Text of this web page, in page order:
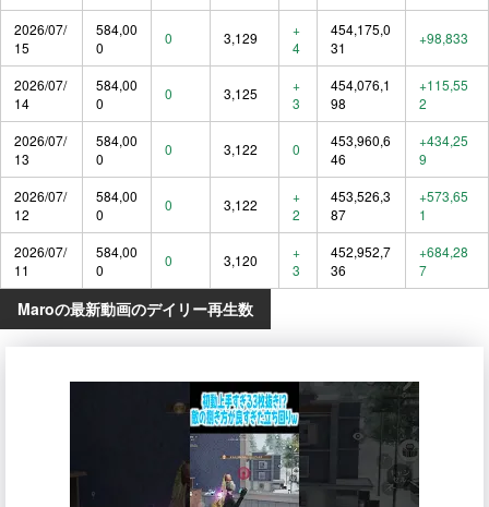
2026/07/
15
584,00
0
0 3,129
+
4
454,175,0
31
+98,833
2026/07/
14
584,00
0
0 3,125
+
3
454,076,1
98
+115,55
2
2026/07/
13
584,00
0
0 3,122 0
453,960,6
46
+434,25
9
2026/07/
12
584,00
0
0 3,122
+
2
453,526,3
87
+573,65
1
2026/07/
11
584,00
0
0 3,120
+
3
452,952,7
36
+684,28
7
Maroの最新動画のデイリー再生数